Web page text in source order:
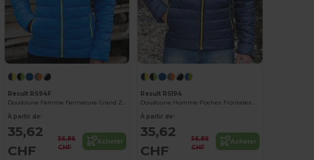
Result RS94F
Doudoune Femme Fermeture Grand Zip
À partir de:
35,62
CHF
56,86
CHF
Acheter
Result RS194
Doudoune Homme Poches Frontales Zippées
À partir de:
35,62
CHF
56,86
CHF
Acheter